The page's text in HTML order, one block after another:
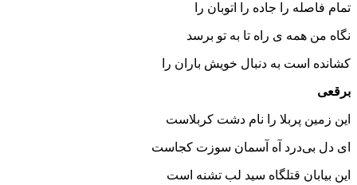
تمام فاصله را جاده را اتوبان را
نگاه من همه ی راه تا به تو برسد
کشانده است به دنبال خویش باران را
برقعی
این زمین پربلا را نام دشت کربلاست
ای دل بی‌درد آه آسمان سوزت کجاست
این بیابان قتلگاه سید لب تشنه است